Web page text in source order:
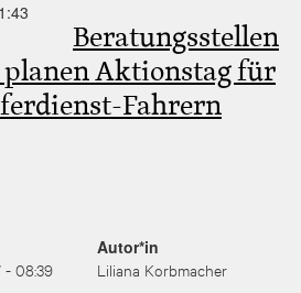
Beratungsstellen
Aktionstag für
Fahrern
- 08:39
Autor*in
Liliana Korbmacher